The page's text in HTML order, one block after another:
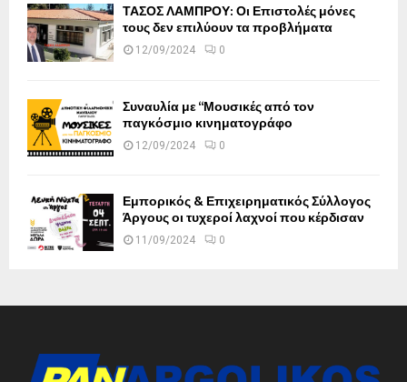
ΤΑΣΟΣ ΛΑΜΠΡΟΥ: Οι Επιστολές μόνες
τους δεν επιλύουν τα προβλήματα
12/09/2024 0
Συναυλία με “Μουσικές από τον
παγκόσμιο κινηματογράφο
12/09/2024 0
Εμπορικός & Επιχειρηματικός Σύλλογος
Άργους οι τυχεροί λαχνοί που κέρδισαν
11/09/2024 0